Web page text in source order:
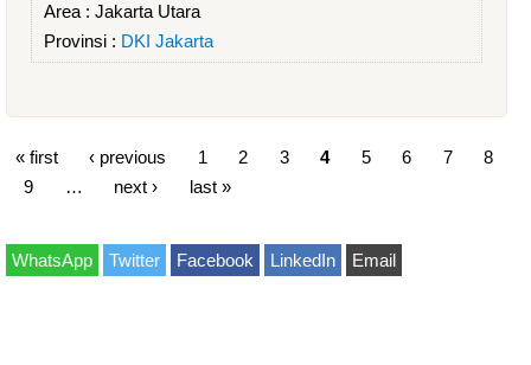
Area : Jakarta Utara
Provinsi : DKI Jakarta
« first ‹ previous 1 2 3 4 5 6 7
8
9
next › last »
WhatsApp Twitter Facebook LinkedIn Email